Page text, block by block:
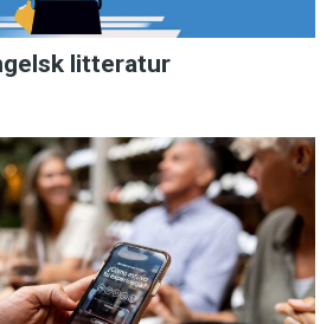
litteratur